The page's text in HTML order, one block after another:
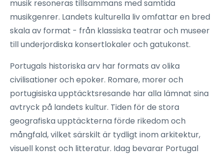
musik resoneras tillsammans med samtida
musikgenrer. Landets kulturella liv omfattar en bred
skala av format - från klassiska teatrar och museer
till underjordiska konsertlokaler och gatukonst.
Portugals historiska arv har formats av olika
civilisationer och epoker. Romare, morer och
portugisiska upptäcktsresande har alla lämnat sina
avtryck på landets kultur. Tiden för de stora
geografiska upptäckterna förde rikedom och
mångfald, vilket särskilt är tydligt inom arkitektur,
visuell konst och litteratur. Idag bevarar Portugal